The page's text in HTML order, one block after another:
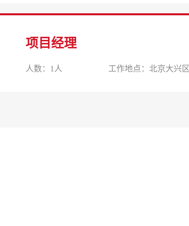
项目经理
人数：1人 工作地点：北京大兴区